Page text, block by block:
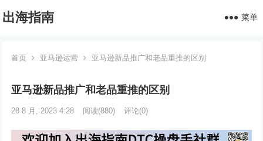
出海指南 菜单
首页 亚马逊运营 亚马逊新品推广和老品重推的区别
亚马逊新品推广和老品重推的区别
28 8 月, 2023 4:28 阅读(880) 评论(0)